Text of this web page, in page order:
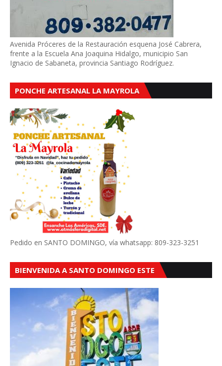
Avenida Próceres de la Restauración esquena José Cabrera,
frente a la Escuela Ana Joaquina Hidalgo, municipio San
Ignacio de Sabaneta, provincia Santiago Rodríguez.
PONCHE ARTESANAL LA MAYROLA
Pedido en SANTO DOMINGO, vía whatsapp: 809-323-3251
BIENVENIDA A SANTO DOMINGO ESTE